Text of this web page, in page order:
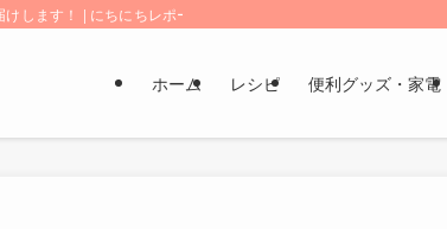
します！ | にちにちレポート
ホーム レシピ 便利グッズ・家電